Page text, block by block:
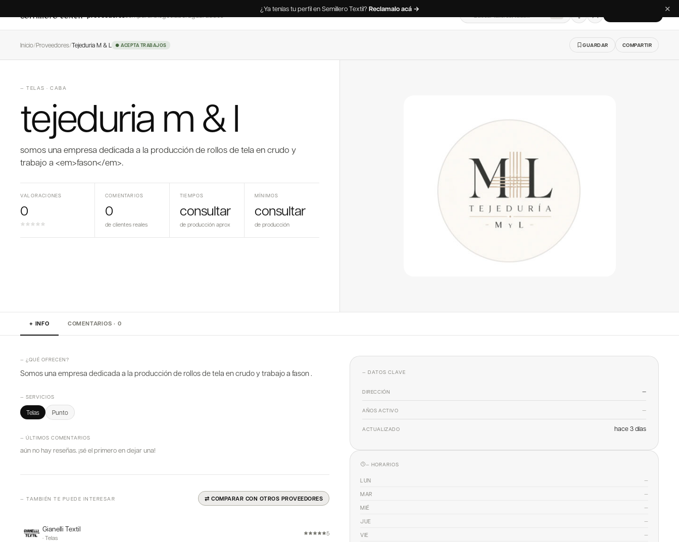
¿Ya tenías tu perfil en Semillero Textil? Reclamalo acá → ✕
Inicio/Proveedores/Tejeduria M & L ● ACEPTA TRABAJOS GUARDAR COMPARTIR
— TELAS · CABA
tejeduria m & l
somos una empresa dedicada a la producción de rollos de tela en crudo y
trabajo a <em>fason</em>.
VALORACIONES
0
COMENTARIOS
0
de clientes reales
TIEMPOS
consultar
de producción aprox
MÍNIMOS
consultar
de producción
+ INFO COMENTARIOS · 0
— ¿QUÉ OFRECEN?
Somos una empresa dedicada a la producción de rollos de tela en crudo y trabajo a fason .
— SERVICIOS
Telas Punto
— ÚLTIMOS COMENTARIOS
aún no hay reseñas. ¡sé el primero en dejar una!
— TAMBIÉN TE PUEDE INTERESAR ⇄ COMPARAR CON OTROS PROVEEDORES
Gianelli Textil
· Telas
5
— DATOS CLAVE
DIRECCIÓN —
AÑOS ACTIVO —
ACTUALIZADO hace 3 días
— HORARIOS
LUN —
MAR —
MIÉ —
JUE —
VIE —